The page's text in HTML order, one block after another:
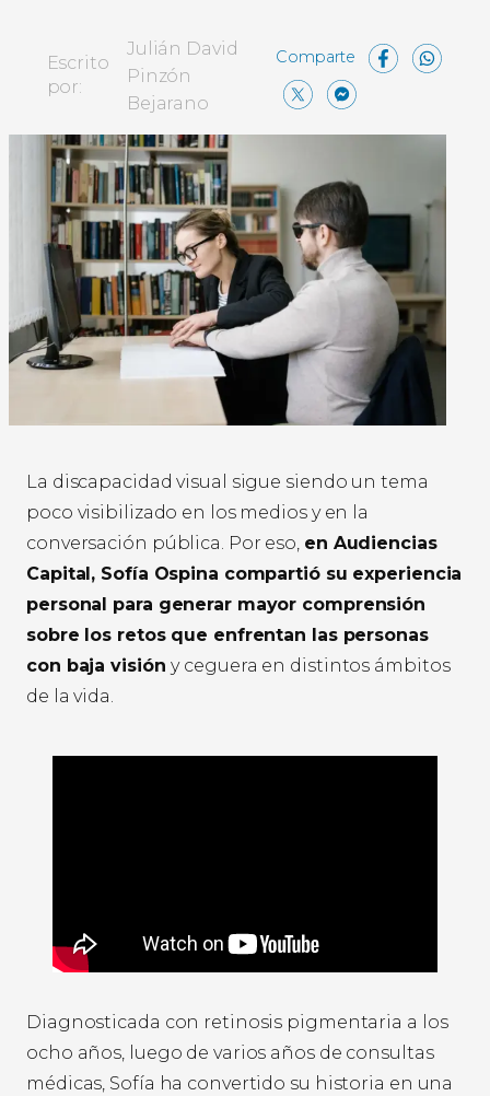
Escrito
por:
Julián David
Pinzón
Bejarano
X
La discapacidad visual sigue siendo un tema
poco visibilizado en los medios y en la
conversación pública. Por eso, en Audiencias
Capital, Sofía Ospina compartió su experiencia
personal para generar mayor comprensión
sobre los retos que enfrentan las personas
con baja visióny ceguera en distintos ámbitos
de la vida.
Diagnosticada con retinosis pigmentaria a los
ocho años, luego de varios años de consultas
médicas, Sofía ha convertido su historia en una